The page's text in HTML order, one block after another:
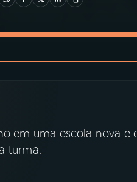
em uma escola nova
turma.